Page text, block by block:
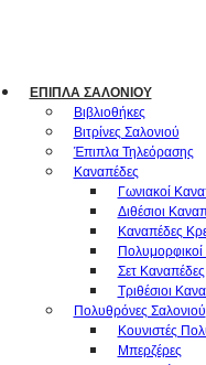
ΈΠΙΠΛΑ ΣΑΛΟΝΙΟΎ
Βιβλιοθήκες
Βιτρίνες Σαλονιού
Έπιπλα Τηλεόρασης
Καναπέδες
Γωνιακοί
Διθέσιοι
Καναπέδες
Σετ Καναπέδες
Τριθέσιοι
Πολυθρόνες Σαλονιού
Κουνιστές
Μπερζέρες